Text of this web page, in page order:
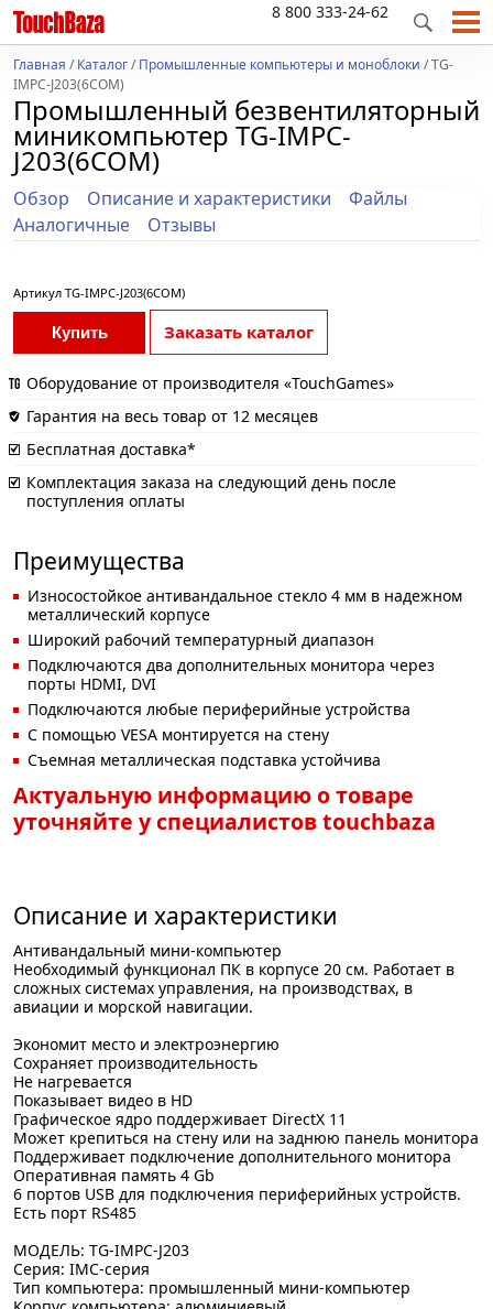
8 800 333-24-62
Главная /Каталог/Промышленные компьютеры и моноблоки / TG-
IMPC-J203(6COM)
Промышленный безвентиляторный
миникомпьютер TG-IMPC-
J203(6COM)
Обзор Описание и характеристики
Файлы
Аналогичные
Отзывы
Артикул TG-IMPC-J203(6COM)
Купить Заказать каталог
Оборудование от производителя «TouchGames»
Гарантия на весь товар от 12 месяцев
Бесплатная доставка*
Комплектация заказа на следующий день после
поступления оплаты
Преимущества
Износостойкое антивандальное стекло 4 мм в надежном
металлический корпусе
Широкий рабочий температурный диапазон
Подключаются два дополнительных монитора через
порты HDMI, DVI
Подключаются любые периферийные устройства
С помощью VESA монтируется на стену
Съемная металлическая подставка устойчива
Актуальную информацию о товаре
уточняйте у специалистов touchbaza
Описание и характеристики
Антивандальный мини-компьютер
Необходимый функционал ПК в корпусе 20 см. Работает в
сложных системах управления, на производствах, в
авиации и морской навигации.
Экономит место и электроэнергию
Сохраняет производительность
Не нагревается
Показывает видео в HD
Графическое ядро поддерживает DirectX 11
Может крепиться на стену или на заднюю панель монитора
Поддерживает подключение дополнительного монитора
Оперативная память 4 Gb
6 портов USB для подключения периферийных устройств.
Есть порт RS485
МОДЕЛЬ: TG-IMPC-J203
Серия: IMC-серия
Тип компьютера: промышленный мини-компьютер